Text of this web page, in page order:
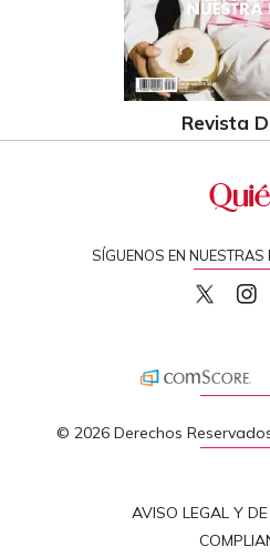
Revista
AVISO LEGAL Y
SÍGUENOS EN NUESTRAS
© 2026 Derechos